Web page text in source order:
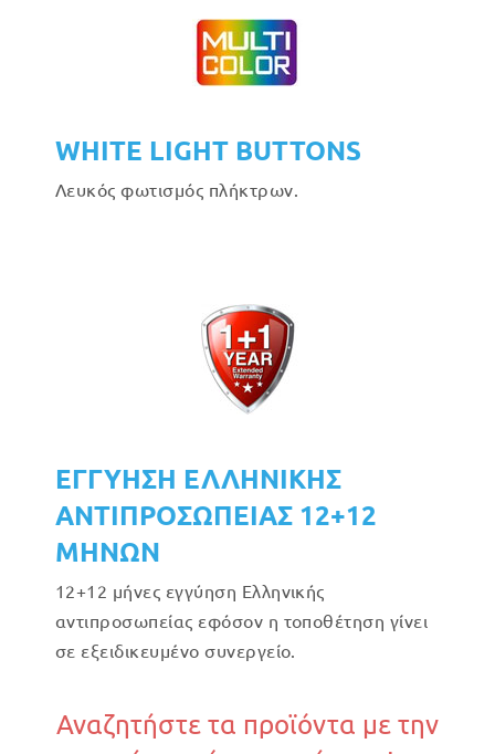
WHITE LIGHT BUTTONS
Λευκός φωτισμός πλήκτρων.
ΕΓΓΥΗΣΗ ΕΛΛΗΝΙΚΗΣ
ΑΝΤΙΠΡΟΣΩΠΕΙΑΣ 12+12
ΜΗΝΩΝ
12+12 μήνες εγγύηση Ελληνικής
αντιπροσωπείας εφόσον η τοποθέτηση γίνει
σε εξειδικευμένο συνεργείο.
Αναζητήστε τα προϊόντα με την